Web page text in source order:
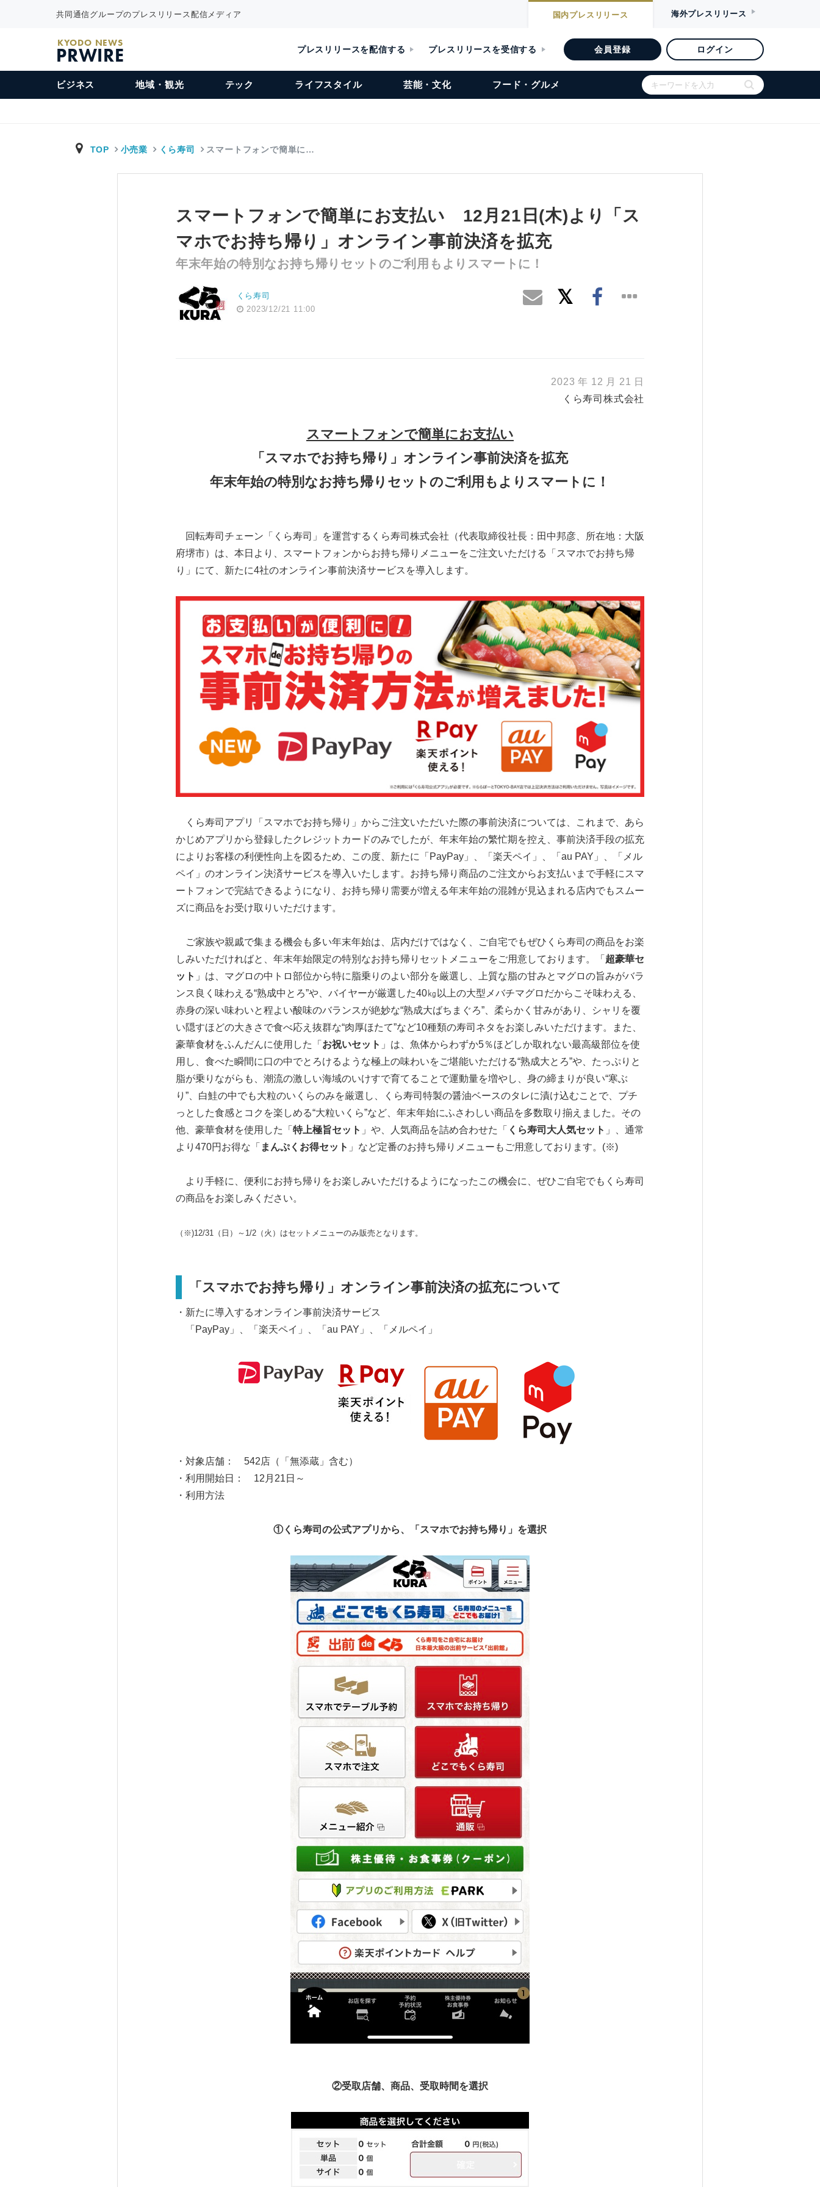
共同通信グループのプレスリリース配信メディア 国内プレスリリース 海外プレスリリース
KYODO NEWS
PRWIRE プレスリリースを配信する プレスリリースを受信する 会員登録 ログイン
ビジネス 地域・観光 テック ライフスタイル 芸能・文化 フード・グルメ
TOP 小売業 くら寿司 スマートフォンで簡単に…
スマートフォンで簡単にお支払い 12月21日(木)より「ス
マホでお持ち帰り」オンライン事前決済を拡充
年末年始の特別なお持ち帰りセットのご利用もよりスマートに！
くら寿司
2023/12/21 11:00
2023 年 12 月 21 日
くら寿司株式会社
スマートフォンで簡単にお支払い
「スマホでお持ち帰り」オンライン事前決済を拡充
年末年始の特別なお持ち帰りセットのご利用もよりスマートに！
回転寿司チェーン「くら寿司」を運営するくら寿司株式会社（代表取締役社長：田中邦彦、所在地：大阪
府堺市）は、本日より、スマートフォンからお持ち帰りメニューをご注文いただける「スマホでお持ち帰
り」にて、新たに4社のオンライン事前決済サービスを導入します。
くら寿司アプリ「スマホでお持ち帰り」からご注文いただいた際の事前決済については、これまで、あら
かじめアプリから登録したクレジットカードのみでしたが、年末年始の繁忙期を控え、事前決済手段の拡充
によりお客様の利便性向上を図るため、この度、新たに「PayPay」、「楽天ペイ」、「au PAY」、「メル
ペイ」のオンライン決済サービスを導入いたします。お持ち帰り商品のご注文からお支払いまで手軽にスマ
ートフォンで完結できるようになり、お持ち帰り需要が増える年末年始の混雑が見込まれる店内でもスムー
ズに商品をお受け取りいただけます。
ご家族や親戚で集まる機会も多い年末年始は、店内だけではなく、ご自宅でもぜひくら寿司の商品をお楽
しみいただければと、年末年始限定の特別なお持ち帰りセットメニューをご用意しております。「 超豪華セ
ット 」は、マグロの中トロ部位から特に脂乗りのよい部分を厳選し、上質な脂の甘みとマグロの旨みがバラ
ンス良く味わえる“熟成中とろ”や、バイヤーが厳選した40㎏以上の大型メバチマグロだからこそ味わえる、
赤身の深い味わいと程よい酸味のバランスが絶妙な“熟成大ばちまぐろ”、柔らかく甘みがあり、シャリを覆
い隠すほどの大きさで食べ応え抜群な“肉厚ほたて”など10種類の寿司ネタをお楽しみいただけます。また、
豪華食材をふんだんに使用した「 お祝いセット 」は、魚体からわずか5％ほどしか取れない最高級部位を使
用し、食べた瞬間に口の中でとろけるような極上の味わいをご堪能いただける“熟成大とろ”や、たっぷりと
脂が乗りながらも、潮流の激しい海域のいけすで育てることで運動量を増やし、身の締まりが良い“寒ぶ
り”、白鮭の中でも大粒のいくらのみを厳選し、くら寿司特製の醤油ベースのタレに漬け込むことで、プチ
っとした食感とコクを楽しめる“大粒いくら”など、年末年始にふさわしい商品を多数取り揃えました。その
他、豪華食材を使用した「 特上極旨セット 」や、人気商品を詰め合わせた「 くら寿司大人気セット 」、通常
より470円お得な「 まんぷくお得セット 」など定番のお持ち帰りメニューもご用意しております。(※)
より手軽に、便利にお持ち帰りをお楽しみいただけるようになったこの機会に、ぜひご自宅でもくら寿司
の商品をお楽しみください。
（※)12/31（日）～1/2（火）はセットメニューのみ販売となります。
「スマホでお持ち帰り」オンライン事前決済の拡充について
・新たに導入するオンライン事前決済サービス
「PayPay」、「楽天ペイ」、「au PAY」、「メルペイ」
・対象店舗： 542店（「無添蔵」含む）
・利用開始日： 12月21日～
・利用方法
①くら寿司の公式アプリから、「スマホでお持ち帰り」を選択
②受取店舗、商品、受取時間を選択
English